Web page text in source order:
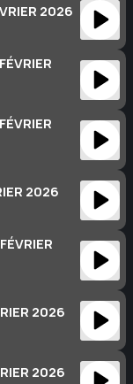
2026
2026
2026
2026